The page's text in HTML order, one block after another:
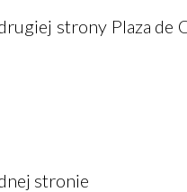
strony Plaza de
stronie